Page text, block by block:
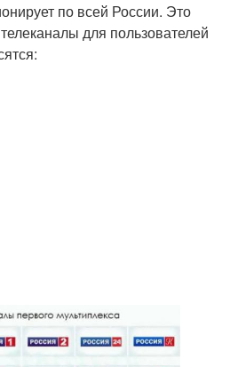
по всей России. Это
для пользователей